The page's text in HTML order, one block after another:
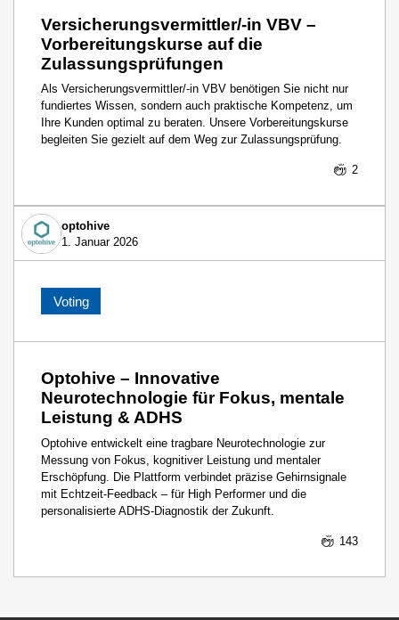
Versicherungsvermittler/-in VBV –
Vorbereitungskurse auf die
Zulassungsprüfungen
Als Versicherungsvermittler/-in VBV benötigen Sie nicht nur
fundiertes Wissen, sondern auch praktische Kompetenz, um
Ihre Kunden optimal zu beraten. Unsere Vorbereitungskurse
begleiten Sie gezielt auf dem Weg zur Zulassungsprüfung.
2
optohive
1. Januar 2026
Voting
Optohive – Innovative
Neurotechnologie für Fokus, mentale
Leistung & ADHS
Optohive entwickelt eine tragbare Neurotechnologie zur
Messung von Fokus, kognitiver Leistung und mentaler
Erschöpfung. Die Plattform verbindet präzise Gehirnsignale
mit Echtzeit-Feedback – für High Performer und die
personalisierte ADHS-Diagnostik der Zukunft.
143